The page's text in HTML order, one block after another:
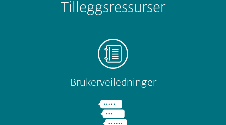
Tilleggsressurser
Brukerveiledninger